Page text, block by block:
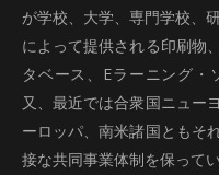
が学校、大学、専門学校、
によって提供される印刷物
タベース、Eラーニング・
又、最近では合衆国ニュー
ーロッパ、南米諸国ともそ
接な共同事業体制を保ってい